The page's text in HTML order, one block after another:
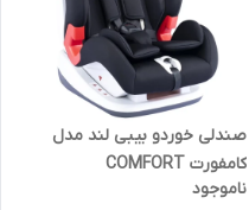
صندلی خوردو بیبی لند مدل
کامفورت COMFORT
ناموجود